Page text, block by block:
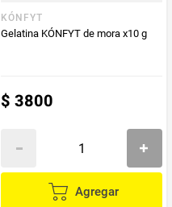
KÓNFYT
Gelatina KÓNFYT de mora x10 g
$ 3800
Agregar